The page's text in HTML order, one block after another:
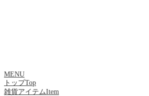
MENU
トップTop
雑貨アイテムItem